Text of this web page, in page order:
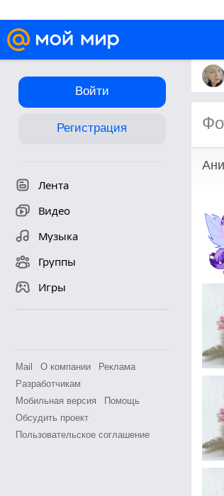
Войти
Регистрация
Лента
Видео
Музыка
Группы
Игры
Mail О компании
Реклама
Разработчикам
Мобильная версия
Помощь
Обсудить проект
Пользовательское соглашение